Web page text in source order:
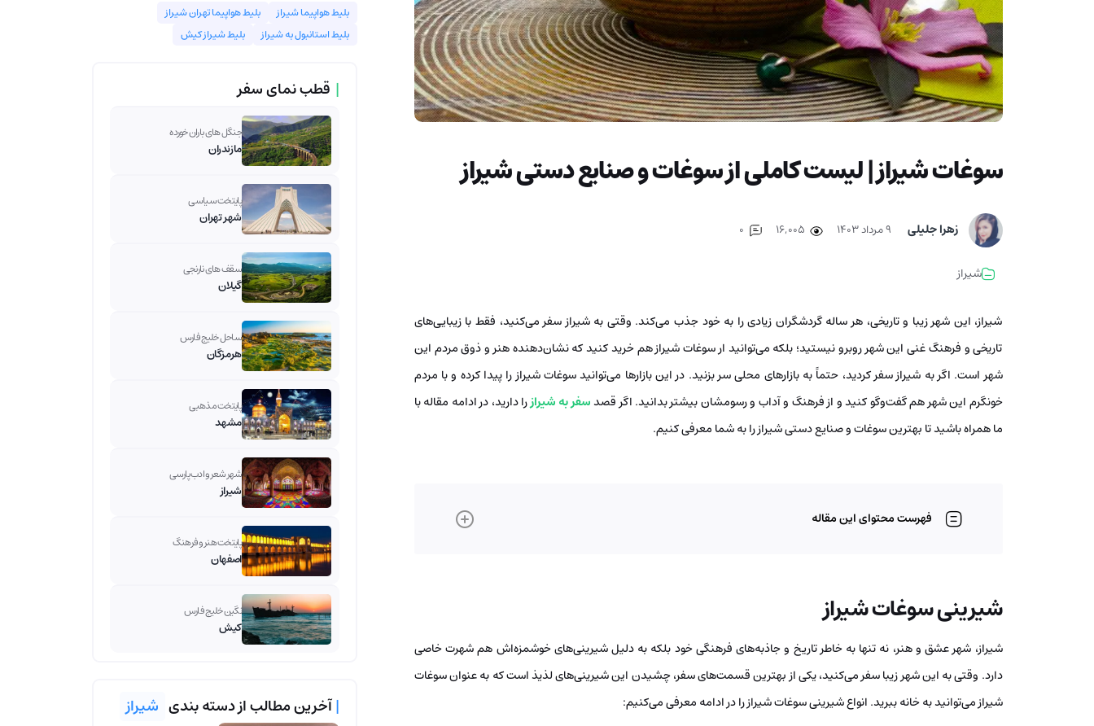
سوغات شیراز | لیست کاملی از سوغات و صنایع دستی شیراز
زهرا جلیلی ۹ مرداد ۱۴۰۳
شیراز
شیراز، این شهر زیبا و تاریخی، هر ساله گردشگران زیادی را به خود جذب می‌کند. وقتی به شیراز سفر می‌کنید، فقط با زیبایی‌های
تاریخی و فرهنگ غنی این شهر روبرو نیستید؛ بلکه می‌توانید ار سوغات شیراز هم خرید کنید که نشان‌دهنده هنر و ذوق مردم این
شهر است. اگر به شیراز سفر کردید، حتماً به بازارهای محلی سر بزنید. در این بازارها می‌توانید سوغات شیراز را پیدا کرده و با مردم
خونگرم این شهر هم گفت‌وگو کنید و از فرهنگ و آداب و رسومشان بیشتر بدانید. اگر قصد سفر به شیرازرا دارید، در ادامه مقاله با
ما همراه باشید تا بهترین سوغات و صنایع دستی شیراز را به شما معرفی کنیم.
فهرست محتوای این مقاله
شیرینی سوغات شیراز
شیراز، شهر عشق و هنر، نه تنها به خاطر تاریخ و جاذبه‌های فرهنگی‌ خود بلکه به دلیل شیرینی‌های خوشمزه‌اش هم شهرت خاصی
دارد. وقتی به این شهر زیبا سفر می‌کنید، یکی از بهترین قسمت‌های سفر، چشیدن این شیرینی‌های لذیذ است که به عنوان سوغات
شیراز می‌توانید به خانه ببرید. انواع شیرینی سوغات شیراز را در ادامه معرفی می‌کنیم:
بلیط هواپیما شیراز
بلیط هواپیما تهران شیراز
بلیط استانبول به شیراز
بلیط شیراز کیش
| قطب نمای سفر
جنگل های باران خورده
مازندران
پایتخت سیاسی
شهر تهران
سقف های نارنجی
گیلان
ساحل خلیج فارس
هرمزگان
پایتخت مذهبی
مشهد
شهر شعر و ادب پارسی
شیراز
پایتخت هنر و فرهنگ
اصفهان
نگین خلیج فارس
کیش
|آخرین مطالب از دسته بندی شیراز